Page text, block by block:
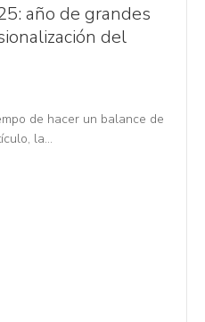
año de grandes
del
de hacer un balance de
la…